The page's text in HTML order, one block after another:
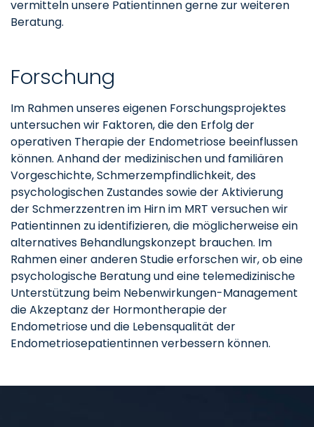
vermitteln unsere Patientinnen gerne zur weiteren
Beratung.
Forschung
Im Rahmen unseres eigenen Forschungsprojektes
untersuchen wir Faktoren, die den Erfolg der
operativen Therapie der Endometriose beeinflussen
können. Anhand der medizinischen und familiären
Vorgeschichte, Schmerzempfindlichkeit, des
psychologischen Zustandes sowie der Aktivierung
der Schmerzzentren im Hirn im MRT versuchen wir
Patientinnen zu identifizieren, die möglicherweise ein
alternatives Behandlungskonzept brauchen. Im
Rahmen einer anderen Studie erforschen wir, ob eine
psychologische Beratung und eine telemedizinische
Unterstützung beim Nebenwirkungen-Management
die Akzeptanz der Hormontherapie der
Endometriose und die Lebensqualität der
Endometriosepatientinnen verbessern können.